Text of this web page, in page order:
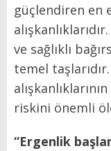
güçlendiren en
ve sağlıklı
temel
riskini önemli
“Ergenlik